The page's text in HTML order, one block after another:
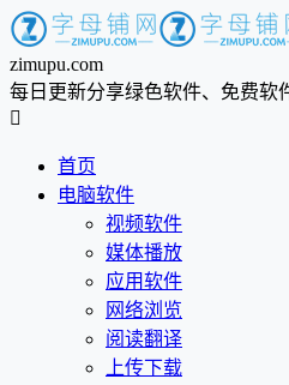
zimupu.com
每日更新分享绿色软件、免费软

首页
电脑软件
视频软件
媒体播放
应用软件
网络浏览
阅读翻译
上传下载